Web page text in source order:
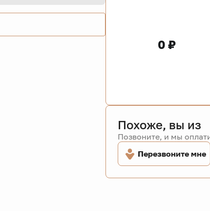
0 ₽
Похоже, вы из
Позвоните, и мы
Перезвоните мне